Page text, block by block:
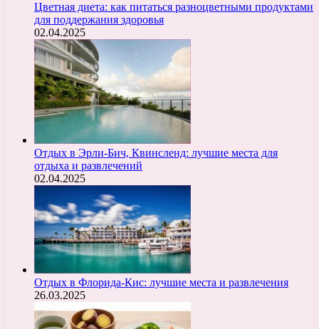
Цветная диета: как питаться разноцветными продуктами
для поддержания здоровья
02.04.2025
Отдых в Эрли-Бич, Квинсленд: лучшие места для
отдыха и развлечений
02.04.2025
Отдых в Флорида-Кис: лучшие места и развлечения
26.03.2025